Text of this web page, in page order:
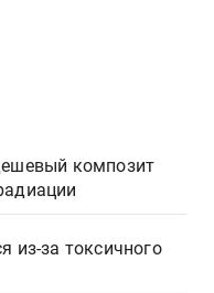
композит
из-за токсичного